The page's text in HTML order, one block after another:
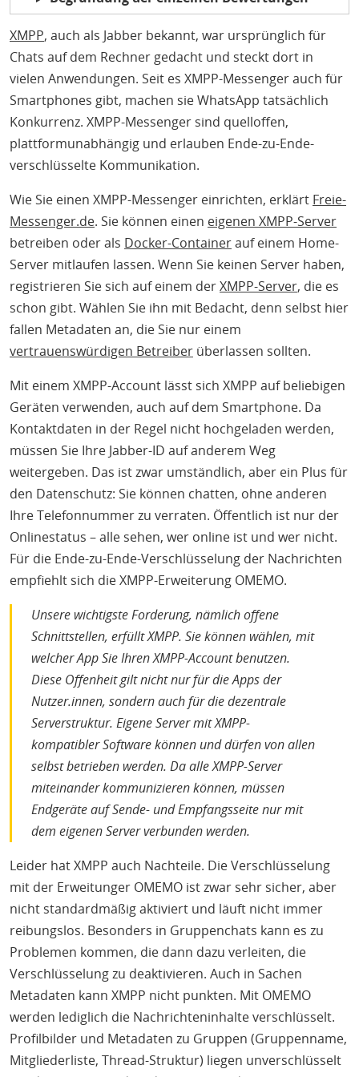
XMPP, auch als Jabber bekannt, war ursprünglich für
Chats auf dem Rechner gedacht und steckt dort in
vielen Anwendungen. Seit es XMPP-Messenger auch für
Smartphones gibt, machen sie WhatsApp tatsächlich
Konkurrenz. XMPP-Messenger sind quelloffen,
plattformunabhängig und erlauben Ende-zu-Ende-
verschlüsselte Kommunikation.
Wie Sie einen XMPP-Messenger einrichten, erklärt Freie-
Messenger.de. Sie können einen eigenen XMPP-Server
betreiben oder als Docker-Containerauf einem Home-
Server mitlaufen lassen. Wenn Sie keinen Server haben,
registrieren Sie sich auf einem derXMPP-Server, die es
schon gibt. Wählen Sie ihn mit Bedacht, denn selbst hier
fallen Metadaten an, die Sie nur einem
vertrauenswürdigen Betreiber überlassen sollten.
Mit einem XMPP-Account lässt sich XMPP auf beliebigen
Geräten verwenden, auch auf dem Smartphone. Da
Kontaktdaten in der Regel nicht hochgeladen werden,
müssen Sie Ihre Jabber-ID auf anderem Weg
weitergeben. Das ist zwar umständlich, aber ein Plus für
den Datenschutz: Sie können chatten, ohne anderen
Ihre Telefonnummer zu verraten. Öffentlich ist nur der
Onlinestatus – alle sehen, wer online ist und wer nicht.
Für die Ende-zu-Ende-Verschlüsselung der Nachrichten
empfiehlt sich die XMPP-Erweiterung OMEMO.
Unsere wichtigste Forderung, nämlich offene
Schnittstellen, erfüllt XMPP. Sie können wählen, mit
welcher App Sie Ihren XMPP-Account benutzen.
Diese Offenheit gilt nicht nur für die Apps der
Nutzer.innen, sondern auch für die dezentrale
Serverstruktur. Eigene Server mit XMPP-
kompatibler Software können und dürfen von allen
selbst betrieben werden. Da alle XMPP-Server
miteinander kommunizieren können, müssen
Endgeräte auf Sende- und Empfangsseite nur mit
dem eigenen Server verbunden werden.
Leider hat XMPP auch Nachteile. Die Verschlüsselung
mit der Erweitunger OMEMO ist zwar sehr sicher, aber
nicht standardmäßig aktiviert und läuft nicht immer
reibungslos. Besonders in Gruppenchats kann es zu
Problemen kommen, die dann dazu verleiten, die
Verschlüsselung zu deaktivieren. Auch in Sachen
Metadaten kann XMPP nicht punkten. Mit OMEMO
werden lediglich die Nachrichteninhalte verschlüsselt.
Profilbilder und Metadaten zu Gruppen (Gruppenname,
Mitgliederliste, Thread-Struktur) liegen unverschlüsselt